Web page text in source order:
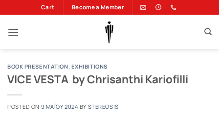
στο
περιεχόμενο
Cart Become a Member
BOOK PRESENTATION, EXHIBITIONS
VICE VESTA by Chrisanthi Kariofilli
POSTED ON 9 ΜΑΪ́ΟΥ 2024 BY STEREOSIS